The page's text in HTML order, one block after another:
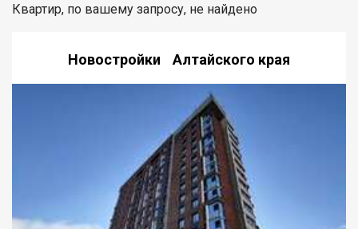
Квартир, по вашему запросу, не найдено
Новостройки Алтайского края